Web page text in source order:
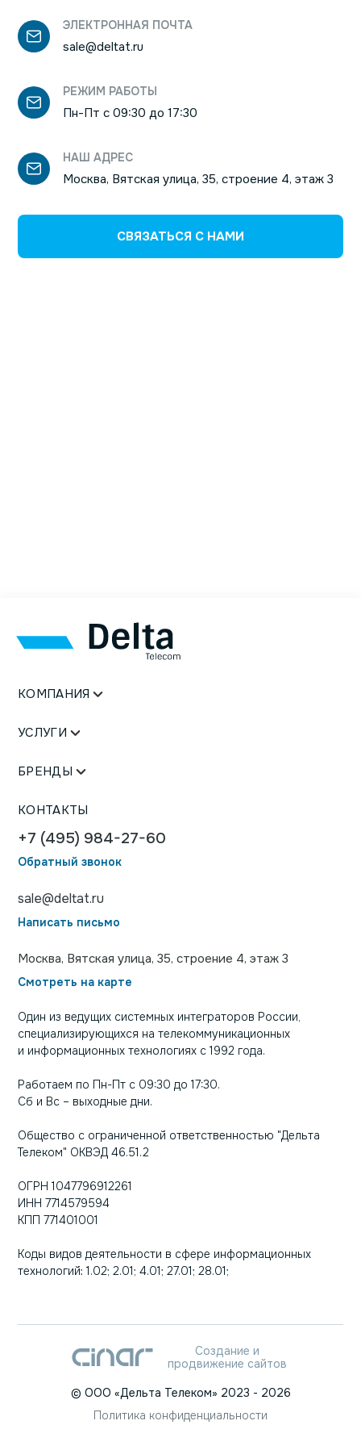
Энергетические Компании, Промышленные
Корпорации, а также предприятия транспорта,
государственного сектора.
ЭЛЕКТРОННАЯ ПОЧТА
sale@deltat.ru
РЕЖИМ РАБОТЫ
Пн-Пт с 09:30 до 17:30
НАШ АДРЕС
Москва, Вятская улица, 35, строение 4, этаж 3
СВЯЗАТЬСЯ С НАМИ
КОМПАНИЯ
УСЛУГИ
БРЕНДЫ
КОНТАКТЫ
+7 (495) 984-27-60
Обратный звонок
sale@deltat.ru
Написать письмо
Москва, Вятская улица, 35, строение 4, этаж 3
Смотреть на карте
Один из ведущих системных интеграторов России,
специализирующихся на телекоммуникационных
и информационных технологиях с 1992 года.
Работаем по Пн-Пт с 09:30 до 17:30.
Сб и Вс – выходные дни.
Общество с ограниченной ответственностью "Дельта
Телеком" ОКВЭД 46.51.2
ОГРН 1047796912261
ИНН 7714579594
КПП 771401001
Коды видов деятельности в сфере информационных
технологий: 1.02; 2.01; 4.01; 27.01; 28.01;
Создание и
продвижение сайтов
© ООО «Дельта Телеком» 2023 - 2026
Политика конфиденциальности